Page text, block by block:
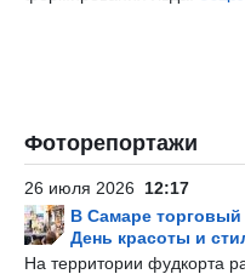
Фоторепортажи
26 июля 2026 12:17
В Самаре
День красоты и
На территории фудкорта